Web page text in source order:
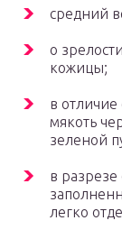
средний
о
кожицы;
в отличие
мякоть
зеленой
в
легко